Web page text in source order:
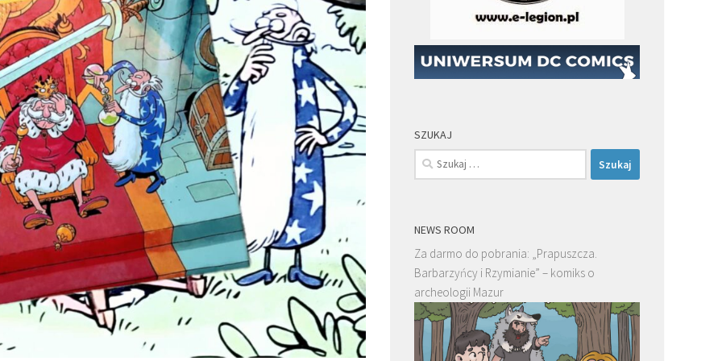
SZUKAJ
Szukaj:
NEWS ROOM
Za darmo do pobrania: „Prapuszcza.
Barbarzyńcy i Rzymianie” – komiks o
archeologii Mazur